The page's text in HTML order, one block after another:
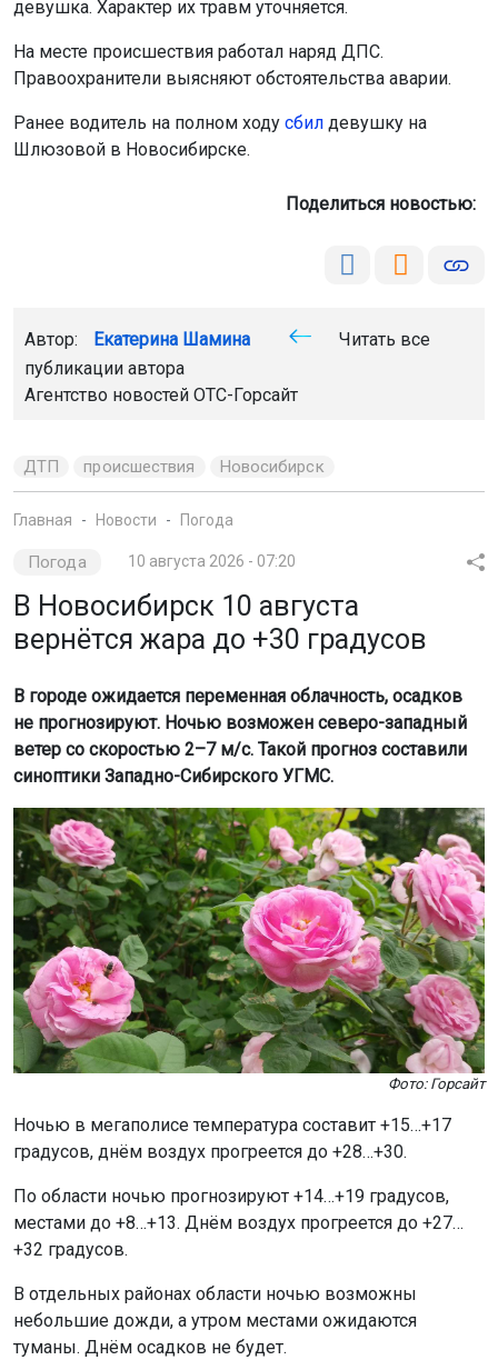
девушка. Характер их травм уточняется.
На месте происшествия работал наряд ДПС.
Правоохранители выясняют обстоятельства аварии.
Ранее водитель на полном ходу сбил девушку на
Шлюзовой в Новосибирске.
Поделиться новостью:
Автор: Екатерина Шамина
Читать все
публикации автора
Агентство новостей ОТС-Горсайт
ДТП происшествия Новосибирск
Главная Новости Погода
Погода 10 августа 2026 - 07:20
В Новосибирск 10 августа
вернётся жара до +30 градусов
В городе ожидается переменная облачность, осадков
не прогнозируют. Ночью возможен северо-западный
ветер со скоростью 2–7 м/с. Такой прогноз составили
синоптики Западно-Сибирского УГМС.
Фото: Горсайт
Ночью в мегаполисе температура составит +15…+17
градусов, днём воздух прогреется до +28…+30.
По области ночью прогнозируют +14…+19 градусов,
местами до +8…+13. Днём воздух прогреется до +27…
+32 градусов.
В отдельных районах области ночью возможны
небольшие дожди, а утром местами ожидаются
туманы. Днём осадков не будет.